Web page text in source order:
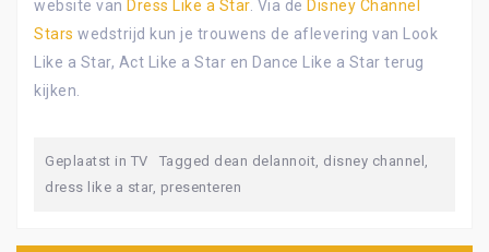
website van Dress Like a Star. Via de Disney Channel
Stars wedstrijd kun je trouwens de aflevering van Look
Like a Star, Act Like a Star en Dance Like a Star terug
kijken.
Geplaatst in TV Tagged dean delannoit, disney channel ,
dress like a star, presenteren